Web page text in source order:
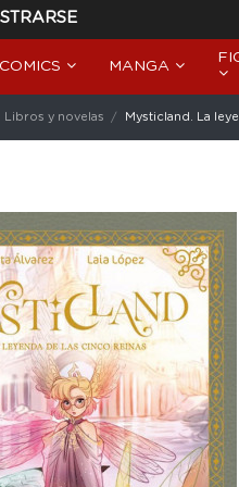
COMICS MANGA
Libros y novelas Mysticland. La